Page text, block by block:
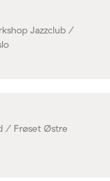
Jazzclub /
/ Frøset Østre